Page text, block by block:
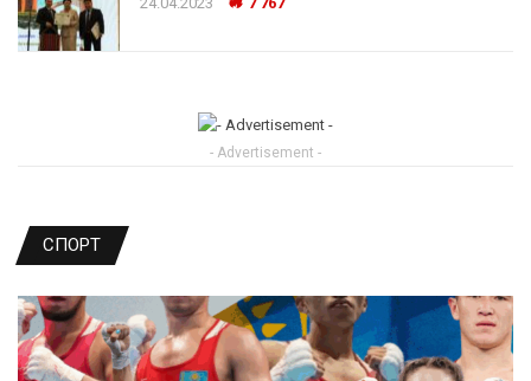
- Advertisement -
СПОРТ